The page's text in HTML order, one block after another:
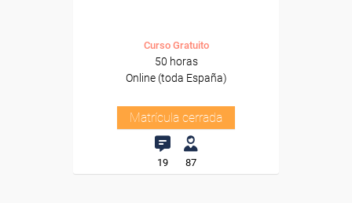
Curso Gratuito
50 horas
Online (toda España)
Matrícula cerrada
19 87